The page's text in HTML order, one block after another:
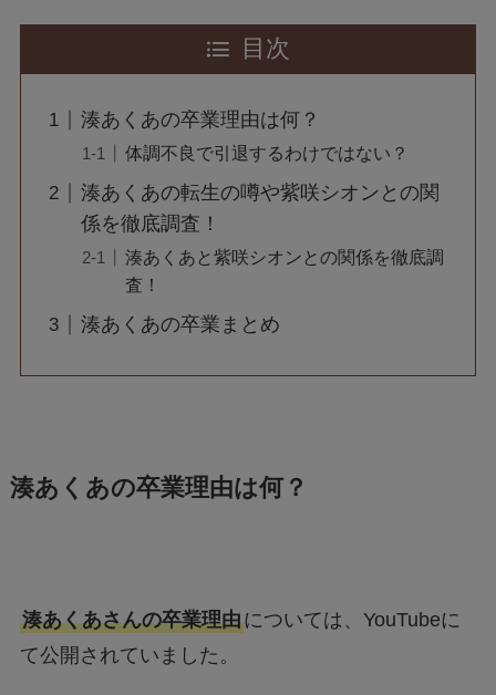
目次
湊あくあの卒業理由は何？
体調不良で引退するわけではない？
湊あくあの転生の噂や紫咲シオンとの関
係を徹底調査！
湊あくあと紫咲シオンとの関係を徹底調
査！
湊あくあの卒業まとめ
湊あくあの卒業理由は何？
湊あくあさんの卒業理由 については、YouTubeに
て公開されていました。